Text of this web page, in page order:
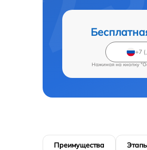
Нажимая на кнопку
Преимущества